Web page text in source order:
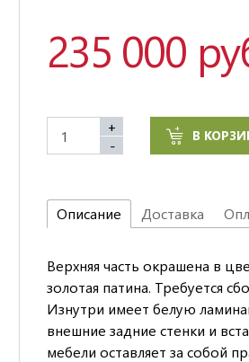
235 000
+
-
В
Описание Доставка
Верхняя часть окрашена в
золотая патина. Требуется
Изнутри имеет белую
внешние задние стенки и
мебели оставляет за собой